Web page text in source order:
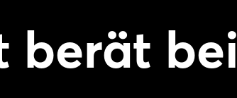
berät bei